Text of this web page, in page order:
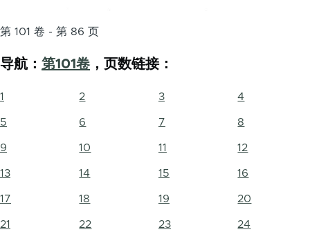
第 101 卷 - 第 86 页
导航： 第101卷 ，页数链接：
1 2 3 4
5 6 7 8
9 10 11 12
13 14 15 16
17 18 19 20
21 22 23 24